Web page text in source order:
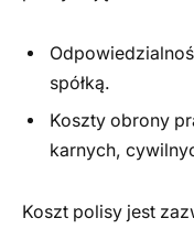
spółką.
Koszty obrony
karnych,
Koszt polisy jest